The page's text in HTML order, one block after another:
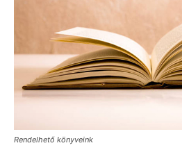
Rendelhető könyveink